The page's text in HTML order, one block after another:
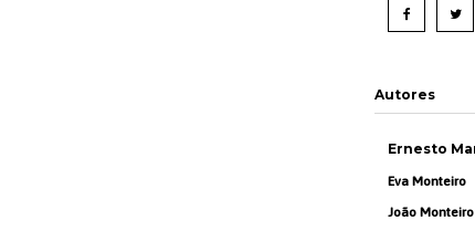
Autores
Ernesto
Eva Monteiro
João Monteiro